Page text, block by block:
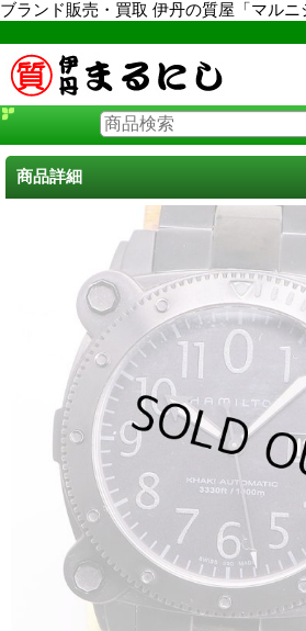
ブランド販売・買取 伊丹の質屋「マルニ
商品詳細